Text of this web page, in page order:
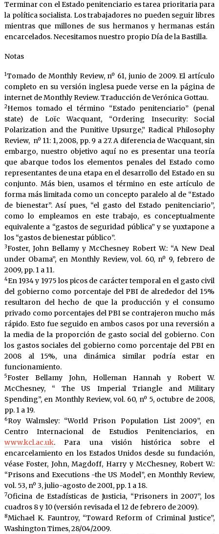
Terminar con el Estado penitenciario es tarea prioritaria para
la política socialista. Los trabajadores no pueden seguir libres
mientras que millones de sus hermanos y hermanas están
encarcelados. Necesitamos nuestro propio Día de la Bastilla.
Notas
1Tomado de Monthly Review, nº 61, junio de 2009. El artículo
completo en su versión inglesa puede verse en la página de
internet de Monthly Review. Traducción de Verónica Gottau.
2Hemos tomado el término “Estado penitenciario” (penal
state) de Loïc Wacquant, “Ordering Insecurity: Social
Polarization and the Punitive Upsurge,” Radical Philosophy
Review, nº 11: 1, 2008, pp. 9 a 27. A diferencia de Wacquant, sin
embargo, nuestro objetivo aquí no es presentar una teoría
que abarque todos los elementos penales del Estado como
representantes de una etapa en el desarrollo del Estado en su
conjunto. Más bien, usamos el término en este artículo de
forma más limitada como un concepto paralelo al de “Estado
de bienestar”. Así pues, “el gasto del Estado penitenciario”,
como lo empleamos en este trabajo, es conceptualmente
equivalente a “gastos de seguridad pública” y se yuxtapone a
los “gastos de bienestar público”.
3Foster, John Bellamy y McChesney Robert W.: “A New Deal
under Obama”, en Monthly Review, vol. 60, nº 9, febrero de
2009, pp. 1 a 11.
4En 1934 y 1975 los picos de carácter temporal en el gasto civil
del gobierno como porcentaje del PBI de alrededor del 15%
resultaron del hecho de que la producción y el consumo
privado como porcentajes del PBI se contrajeron mucho más
rápido. Esto fue seguido en ambos casos por una reversión a
la media de la proporción de gasto social del gobierno. Con
los gastos sociales del gobierno como porcentaje del PBI en
2008 al 15%, una dinámica similar podría estar en
funcionamiento.
5Foster Bellamy John, Holleman Hannah y Robert W.
McChesney, “ The US Imperial Triangle and Military
Spending”, en Monthly Review, vol. 60, nº 5, octubre de 2008,
pp. 1 a 19.
6Roy Walmsley: “World Prison Population List 2009”, en
Centro Internacional de Estudios Penitenciarios, en
www.kcl.ac.uk. Para una visión histórica sobre el
encarcelamiento en los Estados Unidos desde su fundación,
véase Foster, John, Magdoff, Harry y McChesney, Robert W.:
“Prisons and Executions -the US Model”, en Monthly Review,
vol. 53, nº 3, julio-agosto de 2001, pp. 1 a 18.
7Oficina de Estadísticas de Justicia, “Prisoners in 2007”, los
cuadros 8 y 10 (versión revisada el 12 de febrero de 2009).
8Michael K. Fauntroy, “Toward Reform of Criminal Justice”,
Washington Times, 28/04/2009.